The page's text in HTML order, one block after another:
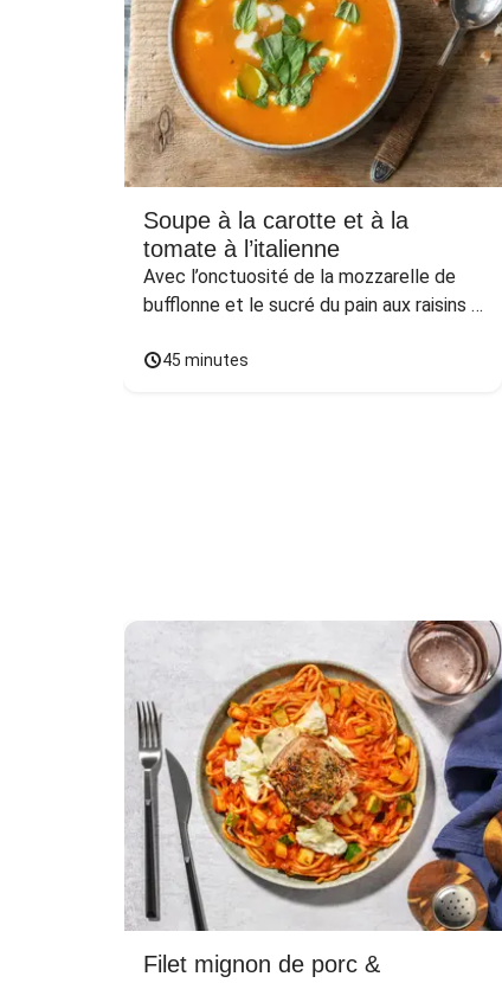
Soupe à la carotte et à la
tomate à l’italienne
Avec l’onctuosité de la mozzarelle de
bufflonne et le sucré du pain aux raisins
45 minutes
Filet mignon de porc &